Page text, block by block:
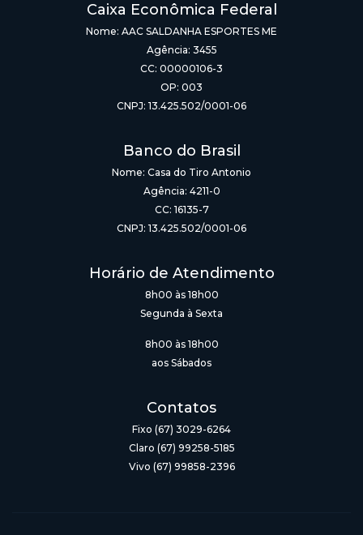
Caixa Econômica Federal
Nome: AAC SALDANHA ESPORTES ME
Agência: 3455
CC: 00000106-3
OP: 003
CNPJ: 13.425.502/0001-06
Banco do Brasil
Nome: Casa do Tiro Antonio
Agência: 4211-0
CC: 16135-7
CNPJ: 13.425.502/0001-06
Horário de Atendimento
8h00 às 18h00
Segunda à Sexta
8h00 às 18h00
aos Sábados
Contatos
Fixo (67) 3029-6264
Claro (67) 99258-5185
Vivo (67) 99858-2396